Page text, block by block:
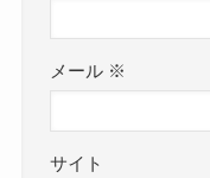
メール ※
サイト